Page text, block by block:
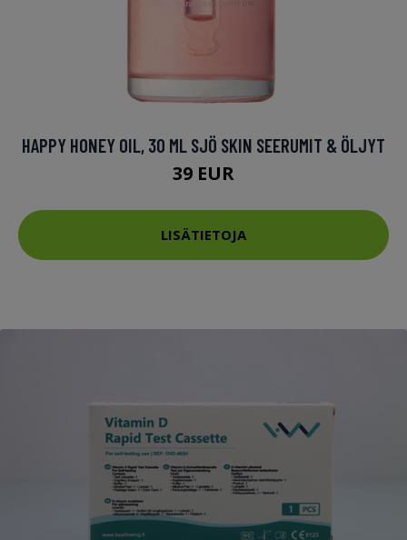
HAPPY HONEY OIL, 30 ML SJÖ SKIN SEERUMIT & ÖLJYT
39 EUR
LISÄTIETOJA